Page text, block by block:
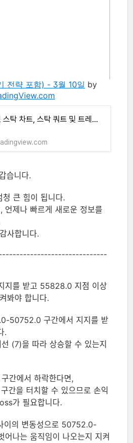
전략 포함) - 3월 10일 by
무료 스탁 차트, 스탁 쿼트 및 트레이드 아이디어
큰 힘이 됩니다.
언제나 빠르게 새로운 정보를
받고 55828.0 지점 이상
합니다.
50752.0 구간에서 지지를 받
(7)을 따라 상승할 수 있는지
하락한다면,
터치할 수 있으므로 손익
필요합니다.
변동성으로 50752.0-
움직임이 나오는지 지켜